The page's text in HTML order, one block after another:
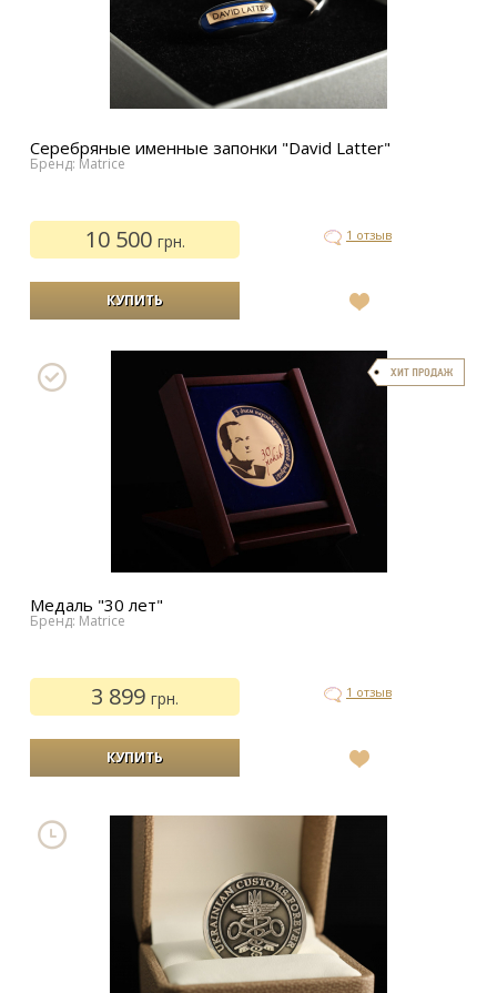
Серебряные именные запонки "David Latter"
Бренд: Matrice
10 500 грн. 1 отзыв
желаний
Медаль "30 лет"
Бренд: Matrice
3 899грн. 1 отзыв